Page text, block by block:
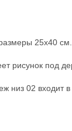
25x40
рисунок под
низ 02 входит